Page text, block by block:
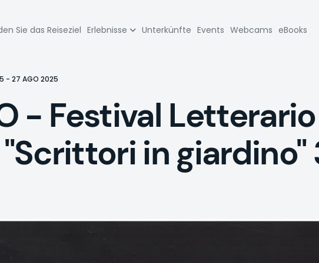
Sie das Reiseziel Erlebnisse Unterkünfte Events Webcams eBooks
- 27 AGO 2025
- Festival
in giardino"